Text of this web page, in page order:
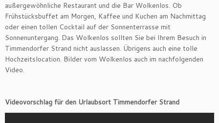
außergewöhnliche Restaurant und die Bar Wolkenlos. Ob
Frühstücksbuffet am Morgen, Kaffee und Kuchen am Nachmittag
oder einen tollen Cocktail auf der Sonnenterrasse mit
Sonnenuntergang. Das Wolkenlos sollten Sie bei Ihrem Besuch in
Timmendorfer Strand nicht auslassen. Übrigens auch eine tolle
Hochzeitslocation. Bilder vom Wolkenlos auch im nachfolgenden
Video.
Videovorschlag für den Urlaubsort Timmendorfer Strand